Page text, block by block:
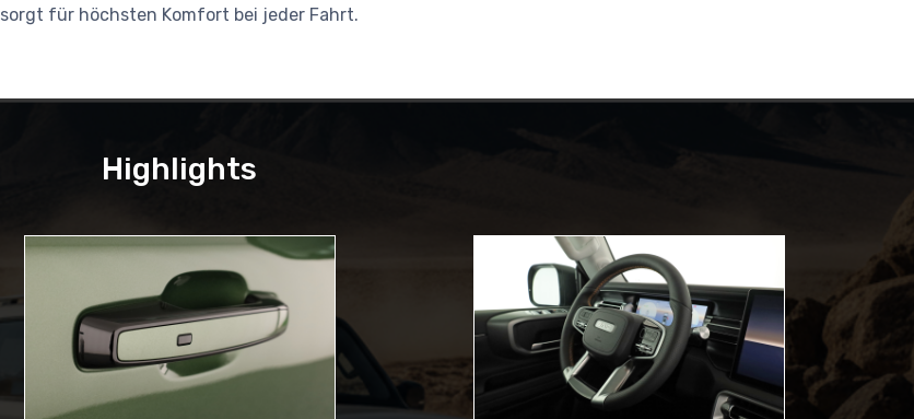
sorgt für höchsten Komfort bei jeder Fahrt.
Highlights